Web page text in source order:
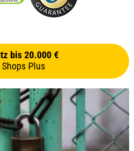
bis 20.000 €
Plus